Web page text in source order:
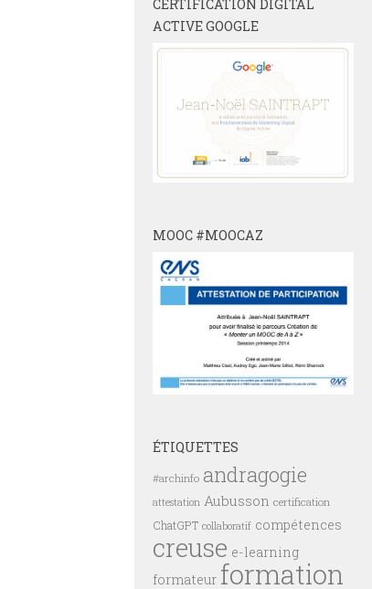
CERTIFICATION DIGITAL
ACTIVE GOOGLE
MOOC #MOOCAZ
ÉTIQUETTES
#archinfo andragogie
attestation Aubusson certification
ChatGPT collaboratif compétences
creuse e-learning
formateur formation